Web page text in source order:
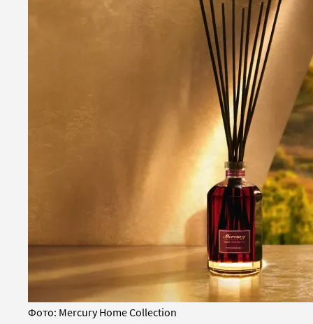
Фото: Mercury Home Collection